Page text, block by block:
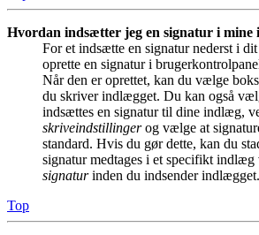
Hvordan indsætter jeg en signatur i mine
For et indsætte en signatur nederst i
oprette en signatur i
Når den er oprettet, kan du vælge
du skriver indlægget. Du kan også
indsættes en signatur til dine indlæg,
skriveindstillingerog vælge at
standard. Hvis du gør dette, kan du
signatur medtages i et specifikt
signaturinden du indsender indlægget.
Top